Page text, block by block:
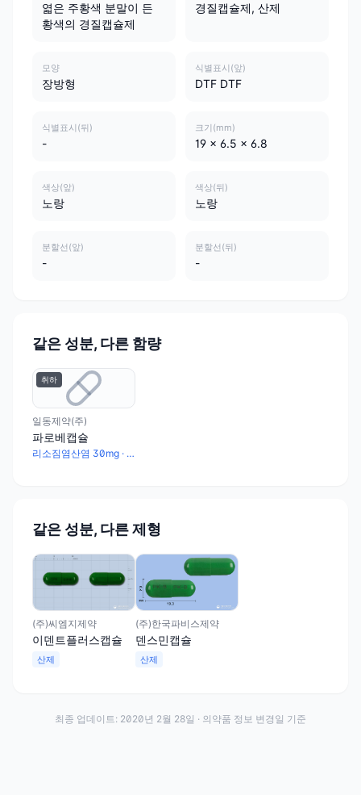
엷은 주황색 분말이 든
황색의 경질캡슐제
경질캡슐제, 산제
모양
장방형
식별표시(앞)
DTF DTF
식별표시(뒤)
-
크기(mm)
19 x 6.5 x 6.8
색상(앞)
노랑
색상(뒤)
노랑
분할선(앞)
-
분할선(뒤)
-
같은 성분, 다른 함량
취하
일동제약(주)
파로베캡슐
리소짐염산염 30mg · 아스코르브산 154.64mg · 토코페롤아세테이트 2배산 10mg · 카르바조크롬 2mg
같은 성분, 다른 제형
(주)씨엠지제약
이덴트플러스캡슐
산제
(주)한국파비스제약
덴스민캡슐
산제
최종 업데이트: 2020년 2월 28일 · 의약품 정보 변경일 기준